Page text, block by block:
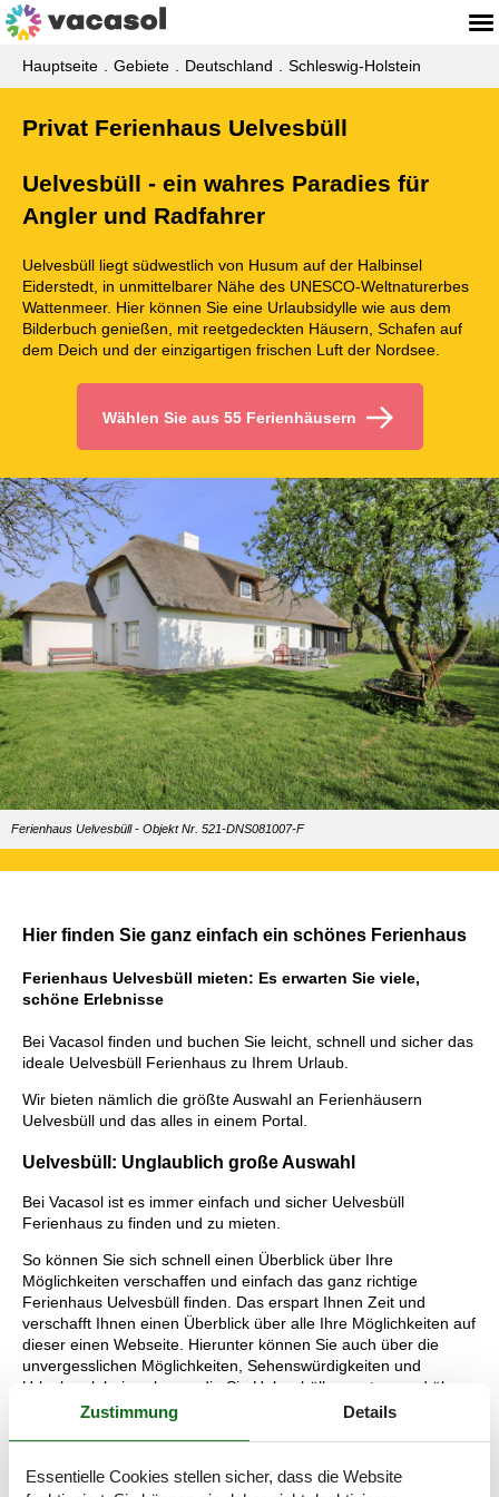
Hauptseite Gebiete Deutschland Schleswig-Holstein
Privat Ferienhaus Uelvesbüll
Uelvesbüll - ein wahres Paradies für
Angler und Radfahrer
Uelvesbüll liegt südwestlich von Husum auf der Halbinsel
Eiderstedt, in unmittelbarer Nähe des UNESCO-Weltnaturerbes
Wattenmeer. Hier können Sie eine Urlaubsidylle wie aus dem
Bilderbuch genießen, mit reetgedeckten Häusern, Schafen auf
dem Deich und der einzigartigen frischen Luft der Nordsee.
Wählen Sie aus 55 Ferienhäusern
Ferienhaus Uelvesbüll - Objekt Nr. 521-DNS081007-F
Hier finden Sie ganz einfach ein schönes Ferienhaus
Ferienhaus Uelvesbüll mieten: Es erwarten Sie viele,
schöne Erlebnisse
Bei Vacasol finden und buchen Sie leicht, schnell und sicher das
ideale Uelvesbüll Ferienhaus zu Ihrem Urlaub.
Wir bieten nämlich die größte Auswahl an Ferienhäusern
Uelvesbüll und das alles in einem Portal.
Uelvesbüll: Unglaublich große Auswahl
Bei Vacasol ist es immer einfach und sicher Uelvesbüll
Ferienhaus zu finden und zu mieten.
So können Sie sich schnell einen Überblick über Ihre
Möglichkeiten verschaffen und einfach das ganz richtige
Ferienhaus Uelvesbüll finden. Das erspart Ihnen Zeit und
verschafft Ihnen einen Überblick über alle Ihre Möglichkeiten auf
dieser einen Webseite. Hierunter können Sie auch über die
unvergesslichen Möglichkeiten, Sehenswürdigkeiten und
Urlaubserlebnisse lesen, die Sie Uelvesbüll erwarten, und über
die Vorteile, die Sie bekommen, wenn Sie bei uns ein
Tipps: Urlaubserlebnisse Uelvesbüll
Zustimmung Details
Essentielle Cookies stellen sicher, dass die Website